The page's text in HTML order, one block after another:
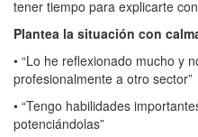
tener tiempo para explicarte
Plantea la situación con
• “Lo he reflexionado mucho y
profesionalmente a otro sector”
• “Tengo habilidades
potenciándolas”